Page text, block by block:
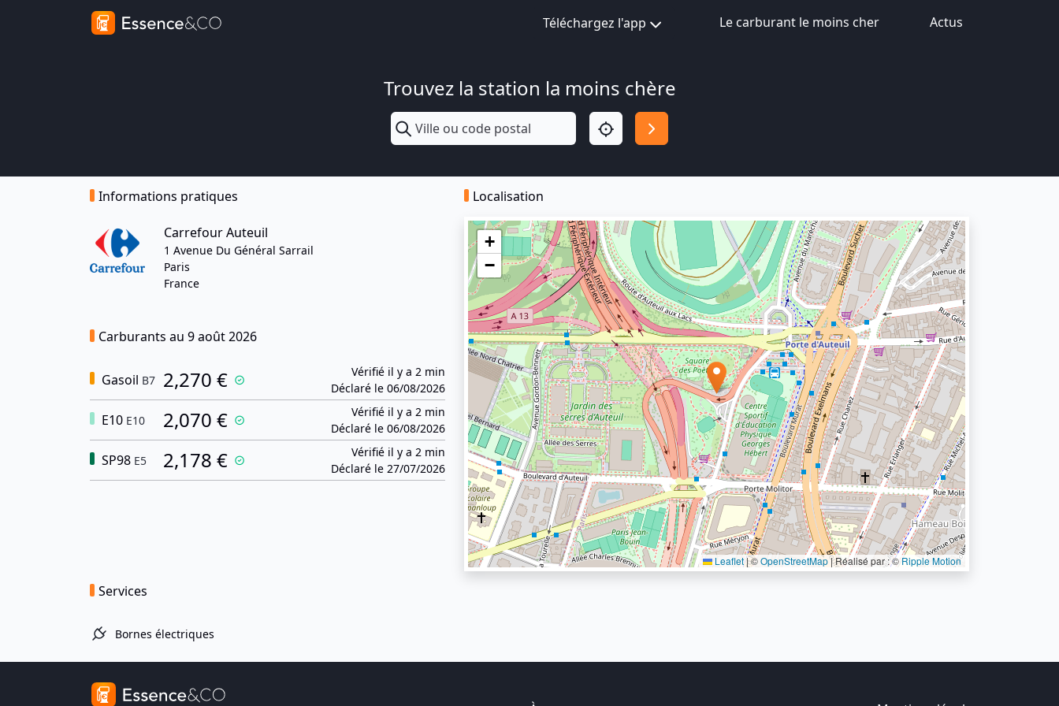
Téléchargez l'app Le carburant le moins cher Actus
Trouvez la station la moins chère
Informations pratiques
Carrefour Auteuil
1 Avenue Du Général Sarrail
Paris
France
Carburants au 9 août 2026
Gasoil B7 2,270 €
Vérifié il y a 2 min
Déclaré le 06/08/2026
E10 E10 2,070 €
Vérifié il y a 2 min
Déclaré le 06/08/2026
SP98 E5 2,178 €
Vérifié il y a 2 min
Déclaré le 27/07/2026
Localisation
+
−
Leaflet|©OpenStreetMap| Réalisé par : ©Ripple Motion
Services
Bornes électriques